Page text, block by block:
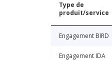
Type de
produit/service
Engagement BIRD
Engagement IDA